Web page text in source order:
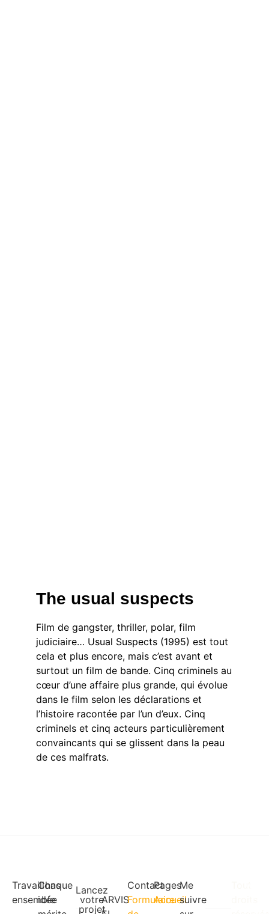
The usual suspects
Film de gangster, thriller, polar, film
judiciaire… Usual Suspects (1995) est tout
cela et plus encore, mais c’est avant et
surtout un film de bande. Cinq criminels au
cœur d’une affaire plus grande, qui évolue
dans le film selon les déclarations et
l’histoire racontée par l’un d’eux. Cinq
criminels et cinq acteurs particulièrement
convaincants qui se glissent dans la peau
de ces malfrats.
Travaillons
ensemble
Chaque
idée
Lancez
votre
projet
ARVIS
Contact
Formulaire
Pages
Accueil
Me
suivre